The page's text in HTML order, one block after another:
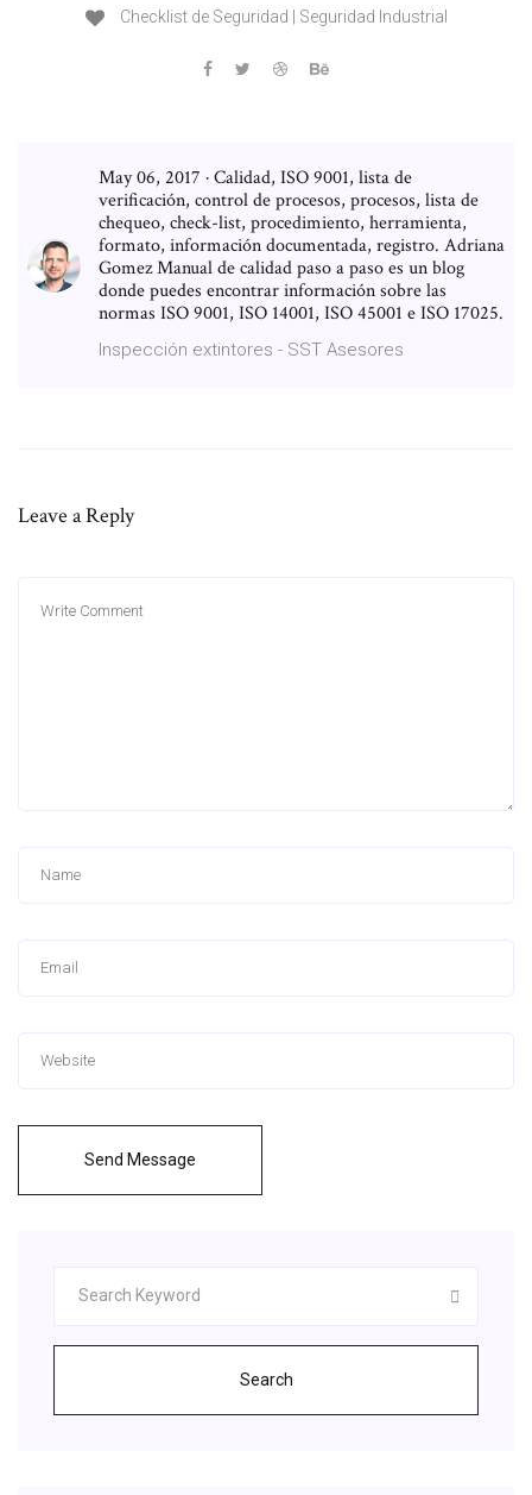
Checklist de Seguridad | Seguridad Industrial
May 06, 2017 · Calidad, ISO 9001, lista de
verificación, control de procesos, procesos, lista de
chequeo, check-list, procedimiento, herramienta,
formato, información documentada, registro. Adriana
Gomez Manual de calidad paso a paso es un blog
donde puedes encontrar información sobre las
normas ISO 9001, ISO 14001, ISO 45001 e ISO 17025.
Inspección extintores - SST Asesores
Leave a Reply
Send Message
Search